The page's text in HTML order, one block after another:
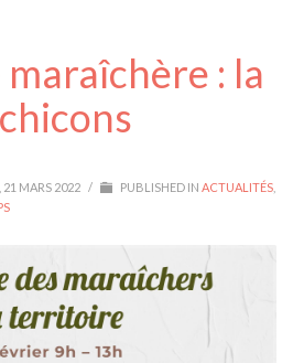
: la
21 MARS 2022 / PUBLISHED IN ACTUALITÉS